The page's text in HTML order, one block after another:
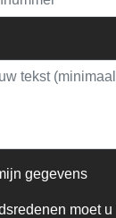
gegevens
moet u